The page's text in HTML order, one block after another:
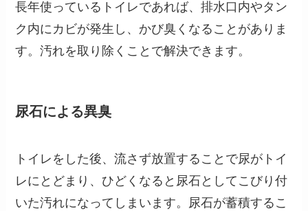
長年使っているトイレであれば、排水口内やタン
ク内にカビが発生し、かび臭くなることがありま
す。汚れを取り除くことで解決できます。
尿石による異臭
トイレをした後、流さず放置することで尿がトイ
レにとどまり、ひどくなると尿石としてこびり付
いた汚れになってしまいます。 尿石が蓄積するこ